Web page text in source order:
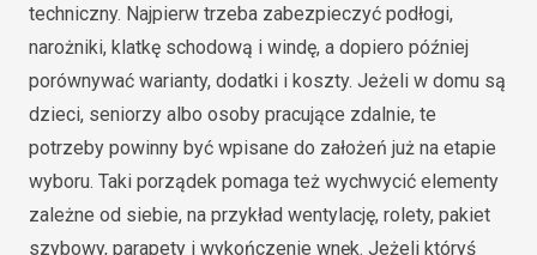
techniczny. Najpierw trzeba zabezpieczyć podłogi,
narożniki, klatkę schodową i windę, a dopiero później
porównywać warianty, dodatki i koszty. Jeżeli w domu są
dzieci, seniorzy albo osoby pracujące zdalnie, te
potrzeby powinny być wpisane do założeń już na etapie
wyboru. Taki porządek pomaga też wychwycić elementy
zależne od siebie, na przykład wentylację, rolety, pakiet
szybowy, parapety i wykończenie wnęk. Jeżeli któryś